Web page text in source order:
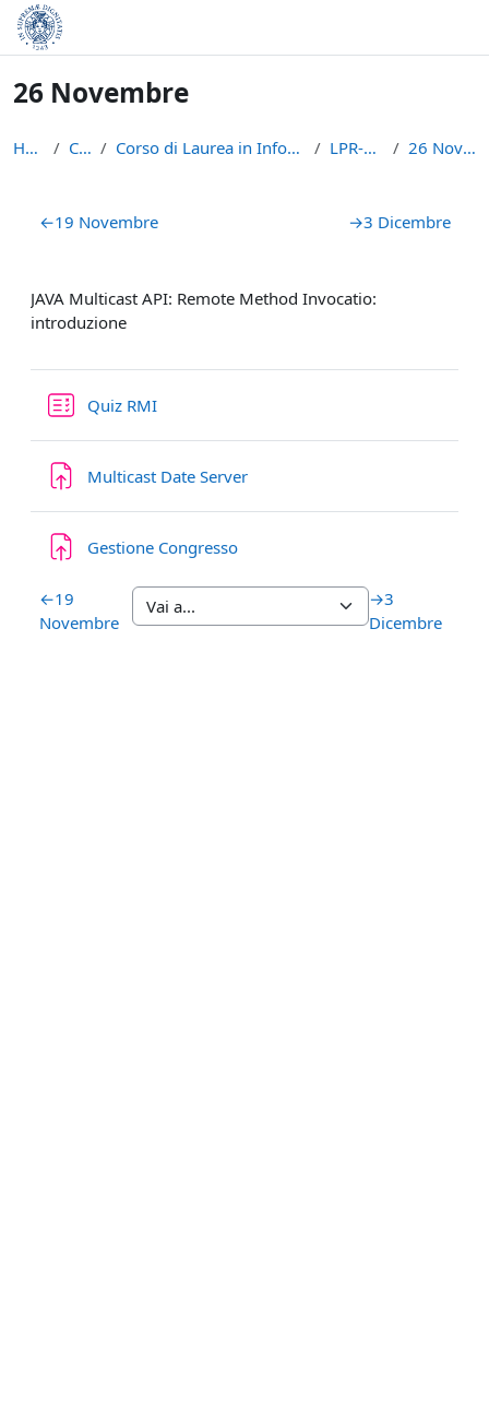
Vai al contenuto principale
26 Novembre
Home Corsi Corso di Laurea in Informatica (L-31) LPR-A2021 26 Novembre
Schema della sezione
←19 Novembre →3 Dicembre
JAVA Multicast API: Remote Method Invocatio:
introduzione
Quiz RMI
Multicast Date ServerCompito
Gestione CongressoCompito
←19
Novembre
→3
Dicembre